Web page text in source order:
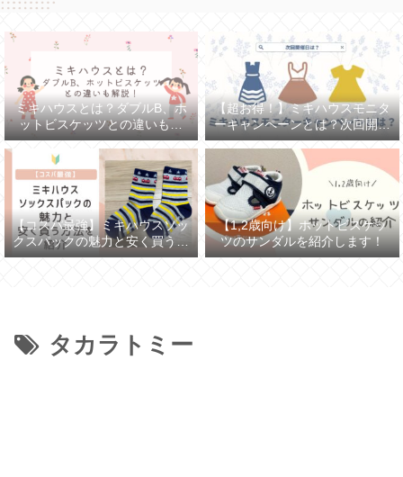
ミキハウスとは？ダブルB、ホ
ットビスケッツとの違いも解
説！
【超お得！】ミキハウスモニタ
ーキャンペーンとは？次回開催
日は？
【コスパ最強】ミキハウスソッ
クスパックの魅力と安く買う方
法を紹介
【1,2歳向け】ホットビスケッ
ツのサンダルを紹介します！
タカラトミー